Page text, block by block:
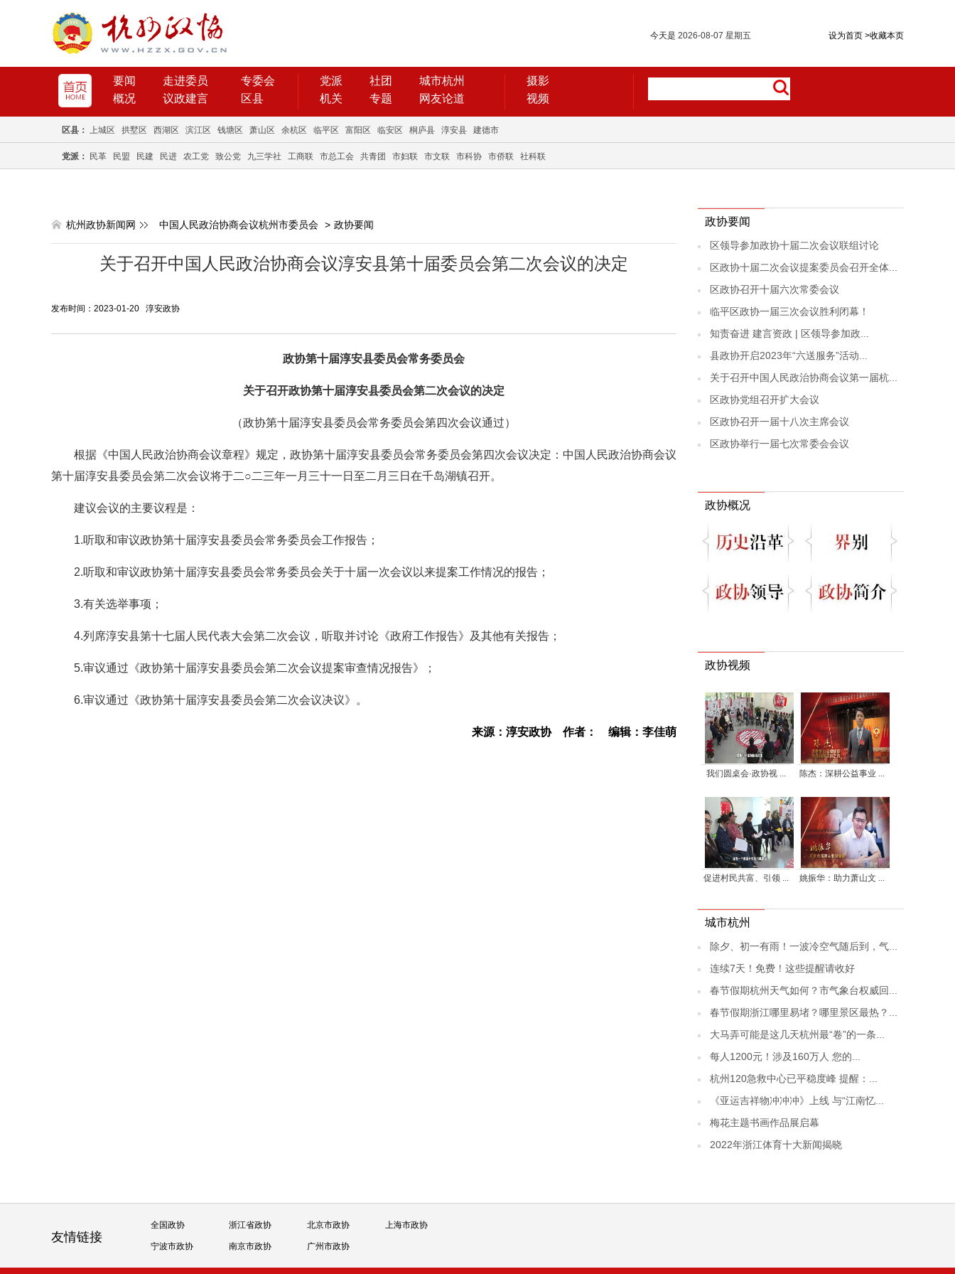
设为首页 >收藏本页
今天是 2026-08-07 星期五
要闻 走进委员
专委会
概况
议政建言 区县
党派 社团
城市杭州
机关
专题 网友论道
摄影
视频
区县： 上城区 拱墅区 西湖区 滨江区 钱塘区 萧山区 余杭区 临平区 富阳区 临安区 桐庐县 淳安县 建德市
党派： 民革 民盟 民建 民进 农工党 致公党 九三学社 工商联 市总工会 共青团 市妇联 市文联 市科协 市侨联 社科联
杭州政协新闻网 中国人民政治协商会议杭州市委员会 > 政协要闻
关于召开中国人民政治协商会议淳安县第十届委员会第二次会议的决定
发布时间：2023-01-20 淳安政协
政协第十届淳安县委员会常务委员会
关于召开政协第十届淳安县委员会第二次会议的决定
（政协第十届淳安县委员会常务委员会第四次会议通过）
根据《中国人民政治协商会议章程》规定，政协第十届淳安县委员会常务委员会第四次会议决定：中国人民政治协商会议
第十届淳安县委员会第二次会议将于二○二三年一月三十一日至二月三日在千岛湖镇召开。
建议会议的主要议程是：
1.听取和审议政协第十届淳安县委员会常务委员会工作报告；
2.听取和审议政协第十届淳安县委员会常务委员会关于十届一次会议以来提案工作情况的报告；
3.有关选举事项；
4.列席淳安县第十七届人民代表大会第二次会议，听取并讨论《政府工作报告》及其他有关报告；
5.审议通过《政协第十届淳安县委员会第二次会议提案审查情况报告》；
6.审议通过《政协第十届淳安县委员会第二次会议决议》。
来源：淳安政协 作者： 编辑：李佳萌
政协要闻
区领导参加政协十届二次会议联组讨论
区政协十届二次会议提案委员会召开全体...
区政协召开十届六次常委会议
临平区政协一届三次会议胜利闭幕！
知责奋进 建言资政 | 区领导参加政...
县政协开启2023年“六送服务”活动...
关于召开中国人民政治协商会议第一届杭...
区政协党组召开扩大会议
区政协召开一届十八次主席会议
区政协举行一届七次常委会会议
政协概况
政协视频
我们圆桌会·政协视 ... 陈杰：深耕公益事业 ...
促进村民共富、引领 ... 姚振华：助力萧山文 ...
城市杭州
除夕、初一有雨！一波冷空气随后到，气...
连续7天！免费！这些提醒请收好
春节假期杭州天气如何？市气象台权威回...
春节假期浙江哪里易堵？哪里景区最热？...
大马弄可能是这几天杭州最“卷”的一条...
每人1200元！涉及160万人 您的...
杭州120急救中心已平稳度峰 提醒：...
《亚运吉祥物冲冲冲》上线 与“江南忆...
梅花主题书画作品展启幕
2022年浙江体育十大新闻揭晓
友情链接
全国政协 浙江省政协 北京市政协 上海市政协
宁波市政协 南京市政协 广州市政协